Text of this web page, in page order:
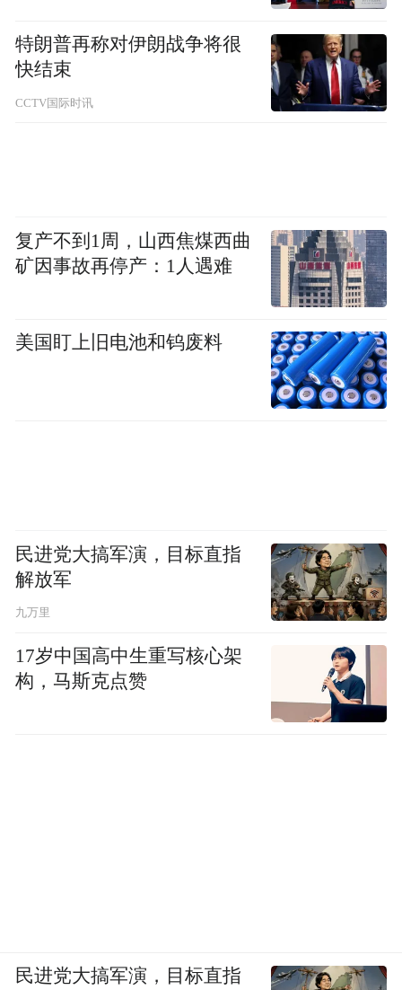
特朗普再称对伊朗战争将很
快结束
CCTV国际时讯
复产不到1周，山西焦煤西曲
矿因事故再停产：1人遇难
美国盯上旧电池和钨废料
民进党大搞军演，目标直指
解放军
九万里
17岁中国高中生重写核心架
构，马斯克点赞
民进党大搞军演，目标直指